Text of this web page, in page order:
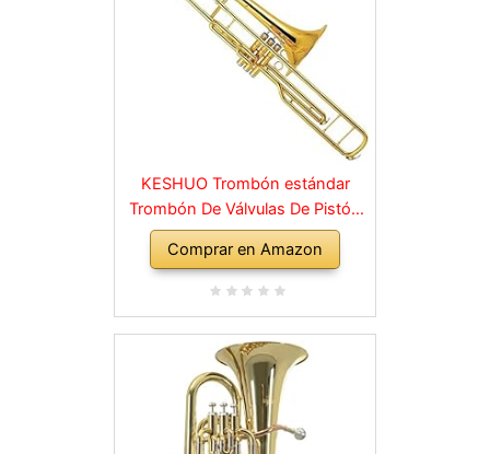
KESHUO Trombón estándar
Trombón De Válvulas De Pistón
De Llave C Lacado Dorado
Comprar en Amazon